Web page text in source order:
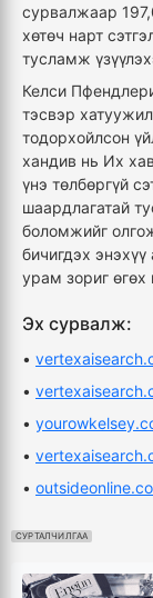
сурвалжаар
хөтөч нарт
тусламж
Келси
тэсвэр
тодорхойлсон
хандив нь Их
үнэ төлбөргүй
шаардлагатай
боломжийг
бичигдэх
урам зориг
Эх сурвалж:
•
•
•
•
•
СУРТАЛЧИЛГАА